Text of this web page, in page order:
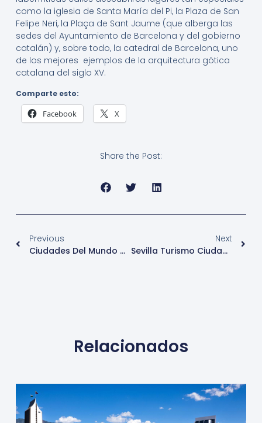
como la iglesia de Santa María del Pi, la Plaza de San
Felipe Neri, la Plaça de Sant Jaume (que alberga las
sedes del Ayuntamiento de Barcelona y del gobierno
catalán) y, sobre todo, la catedral de Barcelona, uno
de los mejores ejemplos de la arquitectura gótica
catalana del siglo XV.
Comparte esto:
Facebook X
Share the Post:
Previous
Ciudades Del Mundo Guanajuato, Guanajuato, México
Next
Sevilla Turismo Ciudades Del Mundo
Relacionados